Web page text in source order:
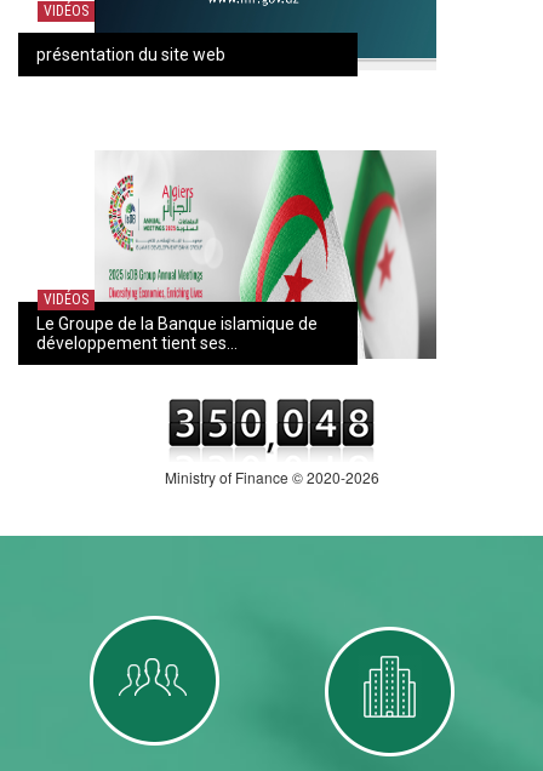
VIDÉOS
présentation du site web
VIDÉOS
Le Groupe de la Banque islamique de
développement tient ses...
Ministry of Finance © 2020-2026